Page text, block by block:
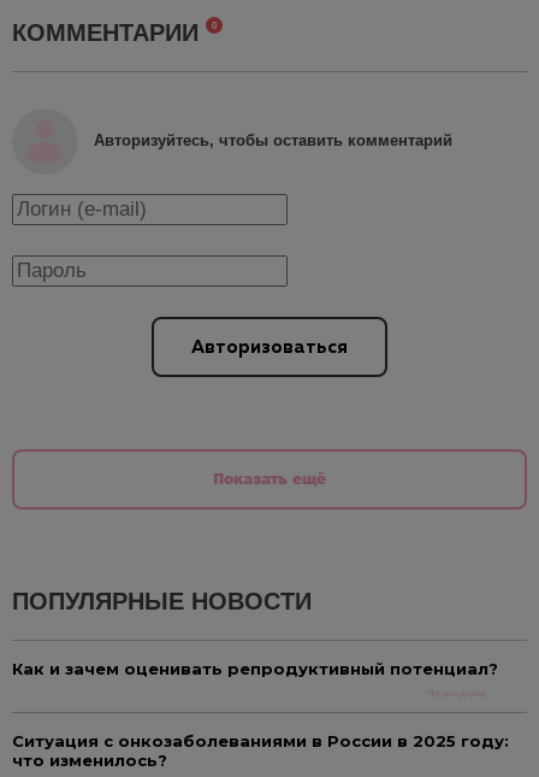
КОММЕНТАРИИ 0
Авторизуйтесь, чтобы оставить комментарий
Авторизоваться
Показать ещё
ПОПУЛЯРНЫЕ НОВОСТИ
Как и зачем оценивать репродуктивный потенциал?
Читать далее
Ситуация с онкозаболеваниями в России в 2025 году:
что изменилось?